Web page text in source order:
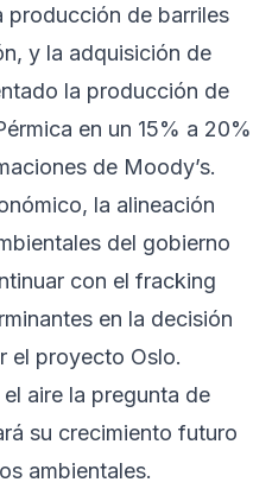
producción de barriles
y la adquisición de
la producción de
en un 15% a 20%
de Moody’s.
la alineación
del gobierno
con el fracking
en la decisión
el proyecto Oslo.
aire la pregunta de
su crecimiento futuro
ambientales.